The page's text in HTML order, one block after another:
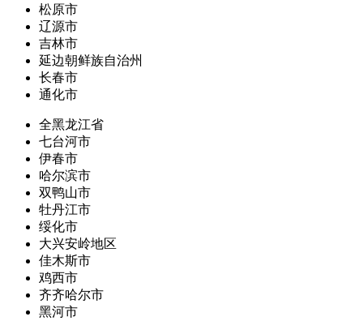
松原市
辽源市
吉林市
延边朝鲜族自治州
长春市
通化市
全黑龙江省
七台河市
伊春市
哈尔滨市
双鸭山市
牡丹江市
绥化市
大兴安岭地区
佳木斯市
鸡西市
齐齐哈尔市
黑河市